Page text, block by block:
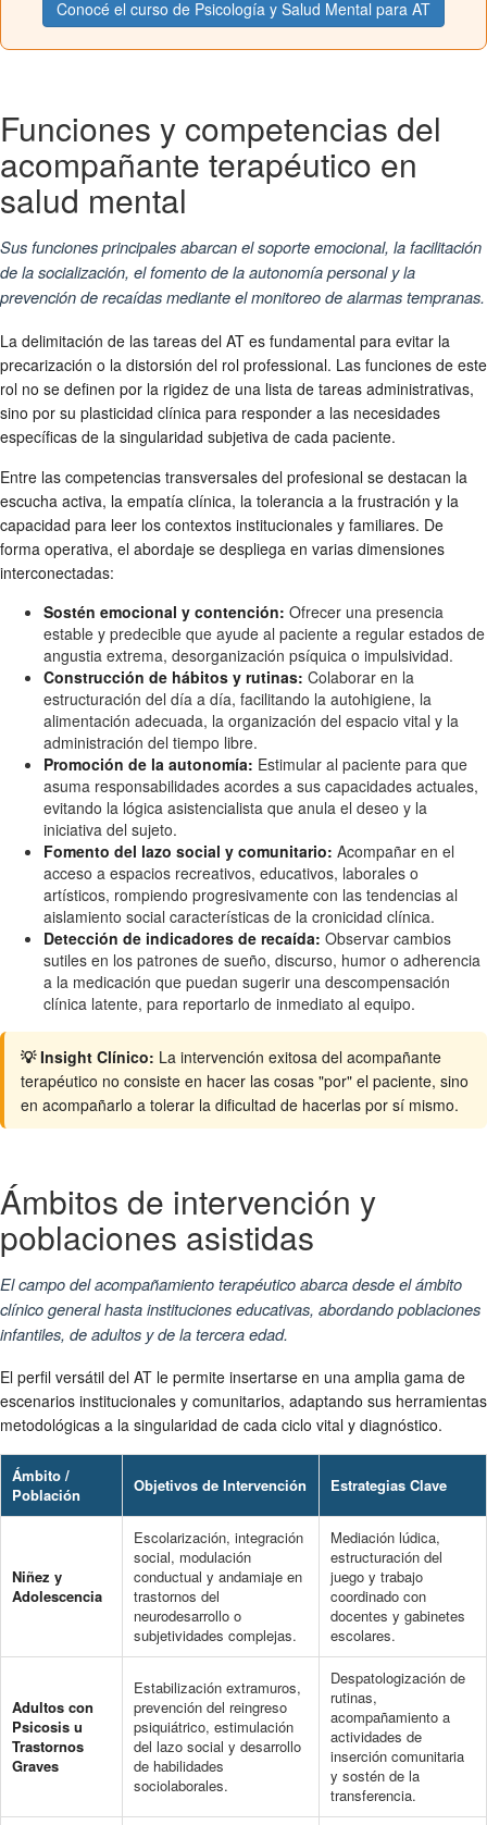
Conocé el curso de Psicología y Salud Mental para AT
Funciones y competencias del
acompañante terapéutico en
salud mental
Sus funciones principales abarcan el soporte emocional, la facilitación
de la socialización, el fomento de la autonomía personal y la
prevención de recaídas mediante el monitoreo de alarmas tempranas.
La delimitación de las tareas del AT es fundamental para evitar la
precarización o la distorsión del rol professional. Las funciones de este
rol no se definen por la rigidez de una lista de tareas administrativas,
sino por su plasticidad clínica para responder a las necesidades
específicas de la singularidad subjetiva de cada paciente.
Entre las competencias transversales del profesional se destacan la
escucha activa, la empatía clínica, la tolerancia a la frustración y la
capacidad para leer los contextos institucionales y familiares. De
forma operativa, el abordaje se despliega en varias dimensiones
interconectadas:
Sostén emocional y contención: Ofrecer una presencia
estable y predecible que ayude al paciente a regular estados de
angustia extrema, desorganización psíquica o impulsividad.
Construcción de hábitos y rutinas: Colaborar en la
estructuración del día a día, facilitando la autohigiene, la
alimentación adecuada, la organización del espacio vital y la
administración del tiempo libre.
Promoción de la autonomía: Estimular al paciente para que
asuma responsabilidades acordes a sus capacidades actuales,
evitando la lógica asistencialista que anula el deseo y la
iniciativa del sujeto.
Fomento del lazo social y comunitario: Acompañar en el
acceso a espacios recreativos, educativos, laborales o
artísticos, rompiendo progresivamente con las tendencias al
aislamiento social características de la cronicidad clínica.
Detección de indicadores de recaída: Observar cambios
sutiles en los patrones de sueño, discurso, humor o adherencia
a la medicación que puedan sugerir una descompensación
clínica latente, para reportarlo de inmediato al equipo.
💡 Insight Clínico: La intervención exitosa del acompañante
terapéutico no consiste en hacer las cosas "por" el paciente, sino
en acompañarlo a tolerar la dificultad de hacerlas por sí mismo.
Ámbitos de intervención y
poblaciones asistidas
El campo del acompañamiento terapéutico abarca desde el ámbito
clínico general hasta instituciones educativas, abordando poblaciones
infantiles, de adultos y de la tercera edad.
El perfil versátil del AT le permite insertarse en una amplia gama de
escenarios institucionales y comunitarios, adaptando sus herramientas
metodológicas a la singularidad de cada ciclo vital y diagnóstico.
Ámbito /
Población
Objetivos de Intervención Estrategias Clave
Niñez y
Adolescencia
Escolarización, integración
social, modulación
conductual y andamiaje en
trastornos del
neurodesarrollo o
subjetividades complejas.
Mediación lúdica,
estructuración del
juego y trabajo
coordinado con
docentes y gabinetes
escolares.
Adultos con
Psicosis u
Trastornos
Graves
Estabilización extramuros,
prevención del reingreso
psiquiátrico, estimulación
del lazo social y desarrollo
de habilidades
sociolaborales.
Despatologización de
rutinas,
acompañamiento a
actividades de
inserción comunitaria
y sostén de la
transferencia.